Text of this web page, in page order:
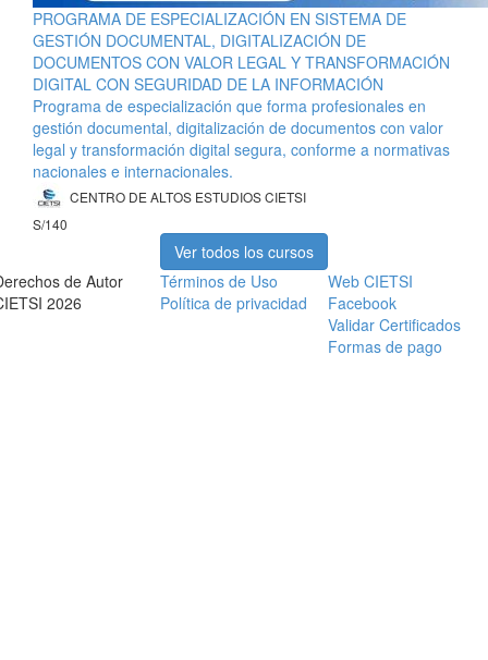
PROGRAMA DE ESPECIALIZACIÓN EN SISTEMA DE
GESTIÓN DOCUMENTAL, DIGITALIZACIÓN DE
DOCUMENTOS CON VALOR LEGAL Y TRANSFORMACIÓN
DIGITAL CON SEGURIDAD DE LA INFORMACIÓN
Programa de especialización que forma profesionales en
gestión documental, digitalización de documentos con valor
legal y transformación digital segura, conforme a normativas
nacionales e internacionales.
CENTRO DE ALTOS ESTUDIOS CIETSI
S/140
Ver todos los cursos
de Autor
2026
Términos de Uso
Política de privacidad
Web CIETSI
Facebook
Validar Certificados
Formas de pago